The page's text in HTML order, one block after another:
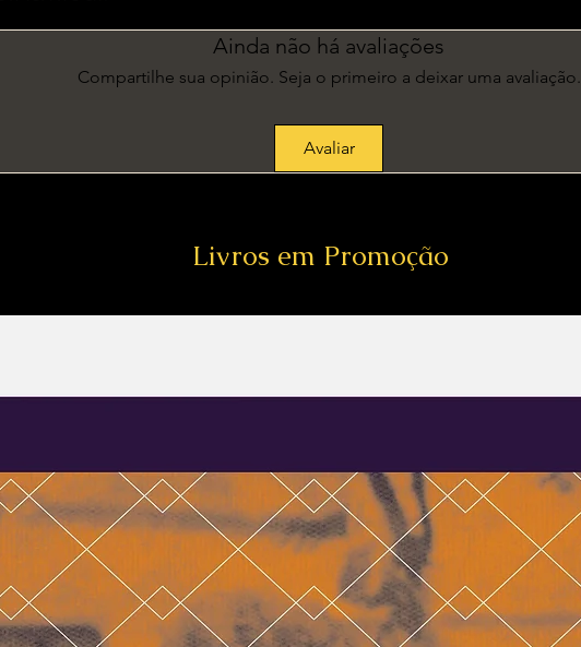
Ainda não há avaliações
Compartilhe sua opinião. Seja o primeiro a deixar uma avaliação.
Avaliar
Livros em Promoção